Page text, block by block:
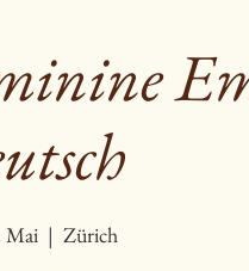
Mai
  |
Zürich